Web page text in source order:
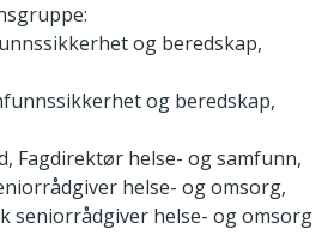
og beredskap,
og beredskap,
Fagdirektør helse- og samfunn,
helse- og omsorg,
seniorrådgiver helse- og omsorg